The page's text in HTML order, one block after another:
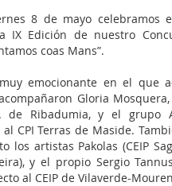
8 de mayo
IX Edición de nuestro
coas Mans”.
emocionante en el que
Gloria
de Ribadumia, y el grupo
CPI Terras de Maside.
los artistas Pakolas (CEIP
y el propio Sergio
al CEIP de Vilaverde-